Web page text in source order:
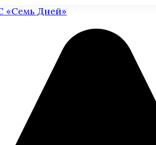
«Семь Дней»